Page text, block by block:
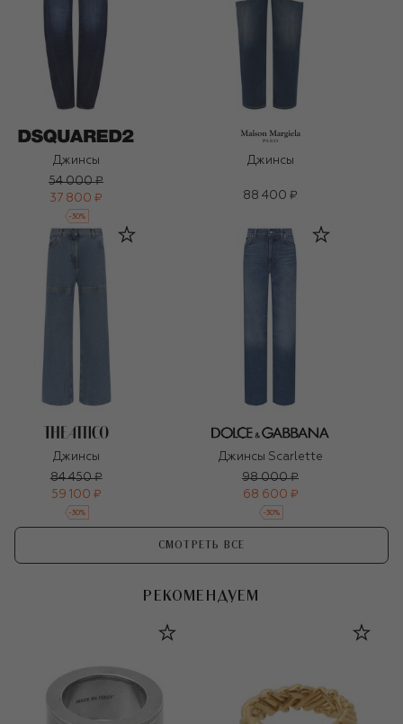
Джинсы
54 000 ₽
37 800 ₽
-30%
Джинсы
88 400 ₽
Джинсы
84 450 ₽
59 100 ₽
-30%
Джинсы Scarlette
98 000 ₽
68 600 ₽
-30%
СМОТРЕТЬ ВСЕ
РЕКОМЕНДУЕМ